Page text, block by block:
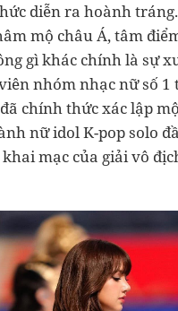
diễn ra hoành
mộ châu Á, tâm
gì khác chính là sự
nhóm nhạc nữ số 1
chính thức xác lập
nữ idol K-pop solo
mạc của giải vô